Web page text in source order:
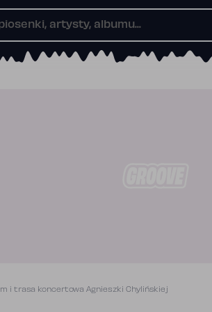
i trasa koncertowa Agnieszki Chylińskiej